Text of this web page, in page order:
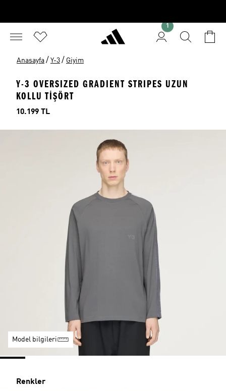
1
Anasayfa / Y-3 / Giyim
Y-3 OVERSIZED GRADIENT STRIPES UZUN
KOLLU TİŞÖRT
Fiyat
10.199 TL
Model bilgileri
Renkler